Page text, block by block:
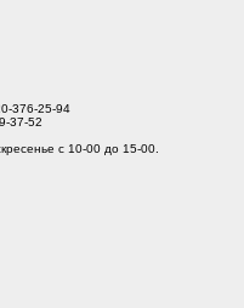
376-25-94
37-52
с 10-00 до 15-00.